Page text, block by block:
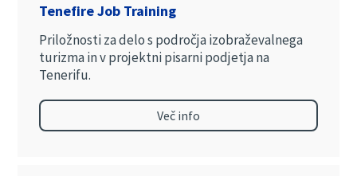
Tenefire Job Training
Priložnosti za delo s področja izobraževalnega
turizma in v projektni pisarni podjetja na
Tenerifu.
Več info